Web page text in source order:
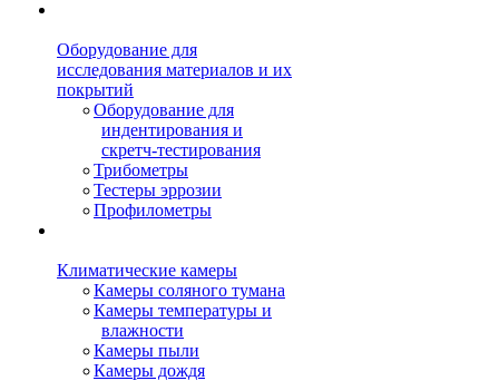
Оборудование для
исследования материалов и их
покрытий
Оборудование для
индентирования и
скретч-тестирования
Трибометры
Тестеры эррозии
Профилометры
Климатические камеры
Камеры соляного тумана
Камеры температуры и
влажности
Камеры пыли
Камеры дождя